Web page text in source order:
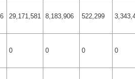
29,171,581 8,183,906 522,299
0 0 0 0